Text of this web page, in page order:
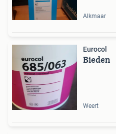
Alkmaar
Eurocol
Bieden
Weert